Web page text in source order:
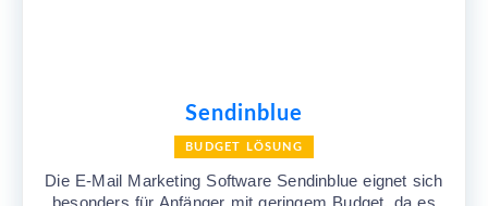
Sendinblue
BUDGET LÖSUNG
Die E-Mail Marketing Software Sendinblue eignet sich
besonders für Anfänger mit geringem Budget, da es